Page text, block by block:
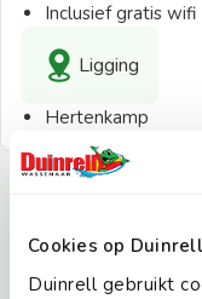
Cookies op
Duinrell gebruikt
Inclusief gratis wifi
Ligging
Hertenkamp
Gasten
Gebaseerd op3084